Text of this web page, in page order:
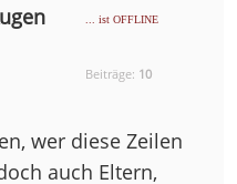
... ist OFFLINE
Beiträge: 10
wer diese Zeilen
auch Eltern,